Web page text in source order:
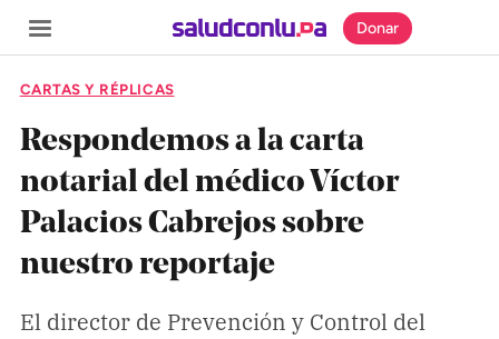
SECCIONES
Inicio
Noticias
Especiales
Donar
CARTAS Y RÉPLICAS
Respondemos a la carta
notarial del médico Víctor
Palacios Cabrejos sobre
nuestro reportaje
El director de Prevención y Control del